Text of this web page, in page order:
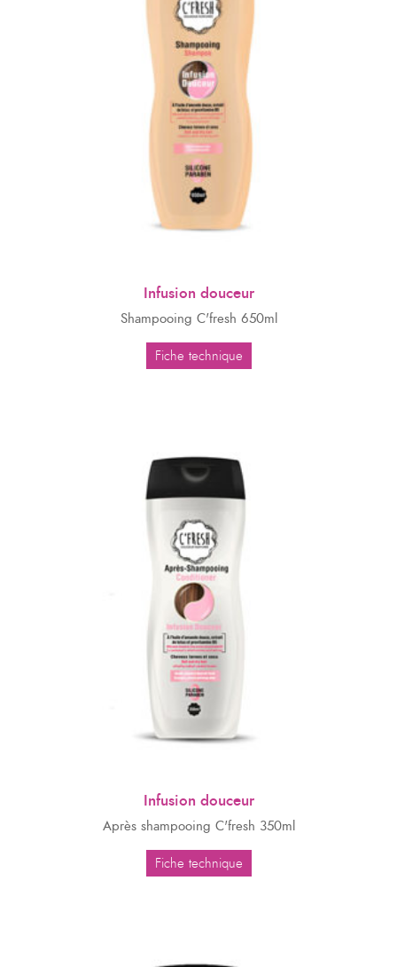
Infusion douceur
Shampooing C'fresh 650ml
Fiche technique
Infusion douceur
Après shampooing C'fresh 350ml
Fiche technique